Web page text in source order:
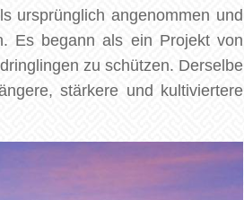
ursprünglich angenommen und
Es begann als ein Projekt von
zu schützen. Derselbe
stärkere und kultiviertere